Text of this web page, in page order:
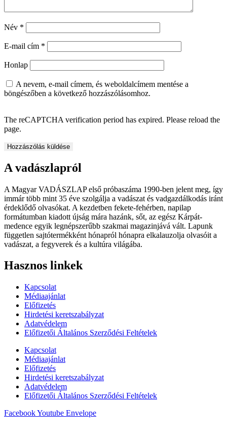
Név *
E-mail cím *
Honlap
A nevem, e-mail címem, és weboldalcímem mentése a
böngészőben a következő hozzászólásomhoz.
The reCAPTCHA verification period has expired. Please reload the
page.
A vadászlapról
A Magyar VADÁSZLAP első próbaszáma 1990-ben jelent meg, így
immár több mint 35 éve szolgálja a vadászat és vadgazdálkodás iránt
érdeklődő olvasókat. A kezdetben fekete-fehérben, napilap
formátumban kiadott újság mára hazánk, sőt, az egész Kárpát-
medence egyik legnépszerűbb szakmai magazinjává vált. Lapunk
független sajtótermékként hónapról hónapra elkalauzolja olvasóit a
vadászat, a fegyverek és a kultúra világába.
Hasznos linkek
Kapcsolat
Médiaajánlat
Előfizetés
Hirdetési keretszabályzat
Adatvédelem
Előfizetői Általános Szerződési Feltételek
Kapcsolat
Médiaajánlat
Előfizetés
Hirdetési keretszabályzat
Adatvédelem
Előfizetői Általános Szerződési Feltételek
FacebookYoutube Envelope